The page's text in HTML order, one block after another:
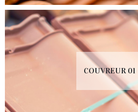
COUVREUR 01